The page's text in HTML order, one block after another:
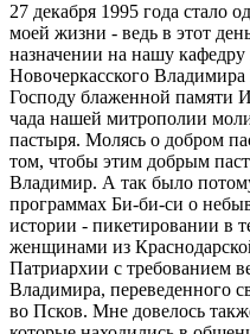
27 декабря 1995 года стало
моей жизни - ведь в этот
назначении на нашу
Новочеркасского Владимира
Господу блаженной памяти
чада нашей митрополии
пастыря. Молясь о добром
том, чтобы этим добрым
Владимир. А так было
программах Би-би-си о
истории - пикетировании в
женщинами из
Патриархии с требованием
Владимира, переведенного
во Псков. Мне довелось